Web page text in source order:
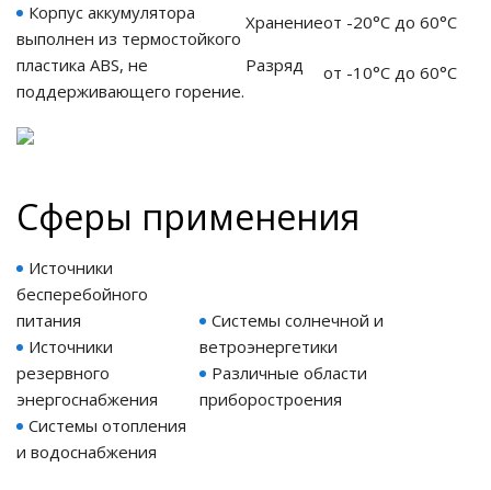
питания PDU
корпуса)
Корпус аккумулятора
выполнен из термостойкого
пластика ABS, не
поддерживающего горение.
Хранениеот -20°C до 60°С
Разряд
от -10°C до 60°С
Cферы применения
Источники
бесперебойного
питания
Источники
резервного
энергоснабжения
Системы отопления
и водоснабжения
Системы солнечной и
ветроэнергетики
Различные области
приборостроения